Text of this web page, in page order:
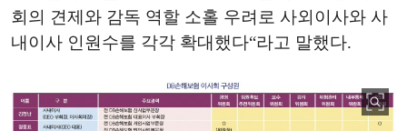
회의 견제와 감독 역할 소홀 우려로 사외이사와 사
내이사 인원수를 각각 확대했다“라고 말했다.